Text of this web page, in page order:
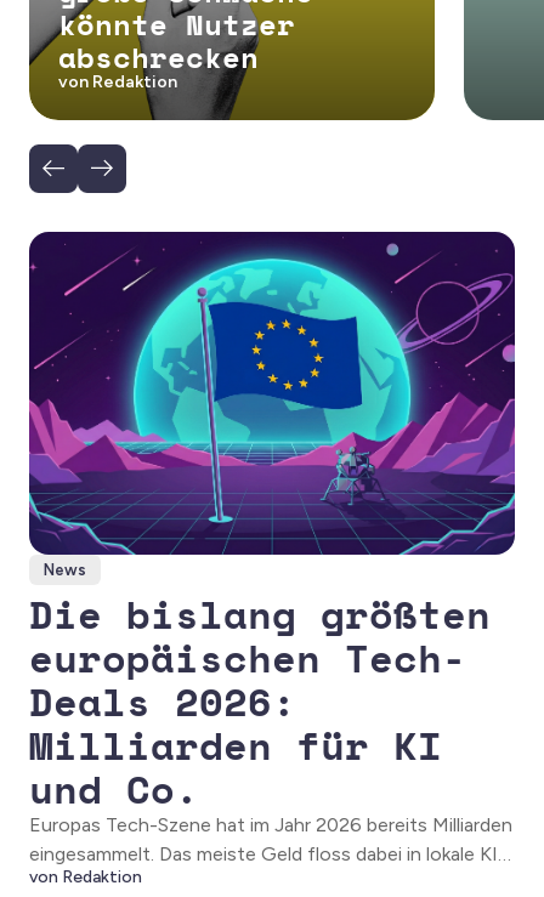
könnte Nutzer
abschrecken
von Redaktion
News
Die bislang größten
europäischen Tech-
Deals 2026:
Milliarden für KI
und Co.
Europas Tech-Szene hat im Jahr 2026 bereits Milliarden
eingesammelt. Das meiste Geld floss dabei in lokale KI-
Champions wie Nscale oder Mistral.
von Redaktion